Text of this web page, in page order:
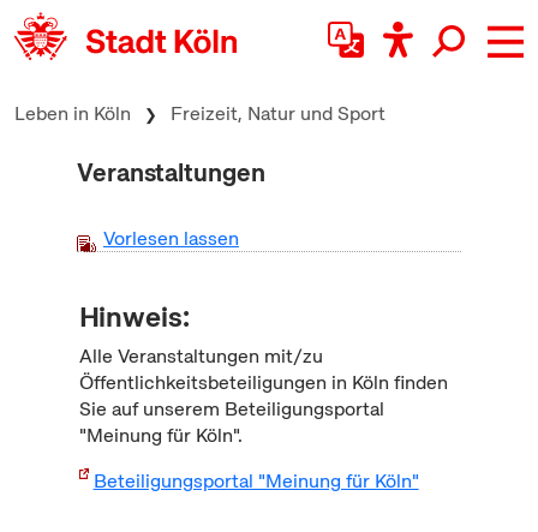
zum Inhalt springen
Leben in Köln Freizeit, Natur und Sport
Veranstaltungen
Vorlesen lassen
Hinweis:
Alle Veranstaltungen mit/zu
Öffentlichkeitsbeteiligungen in Köln finden
Sie auf unserem Beteiligungsportal
"Meinung für Köln".
Beteiligungsportal "Meinung für Köln"